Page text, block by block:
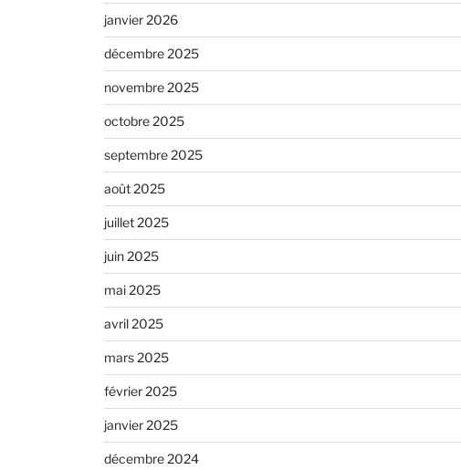
janvier 2026
décembre 2025
novembre 2025
octobre 2025
septembre 2025
août 2025
juillet 2025
juin 2025
mai 2025
avril 2025
mars 2025
février 2025
janvier 2025
décembre 2024